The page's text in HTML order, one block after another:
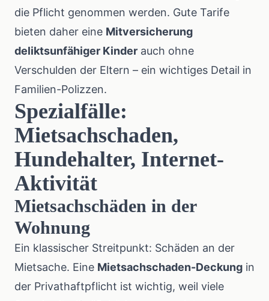
die Pflicht genommen werden. Gute Tarife
bieten daher eine Mitversicherung
deliktsunfähiger Kinder auch ohne
Verschulden der Eltern – ein wichtiges Detail in
Familien-Polizzen.
Spezialfälle:
Mietsachschaden,
Hundehalter, Internet-
Aktivität
Mietsachschäden in der
Wohnung
Ein klassischer Streitpunkt: Schäden an der
Mietsache. Eine Mietsachschaden-Deckung in
der Privathaftpflicht ist wichtig, weil viele